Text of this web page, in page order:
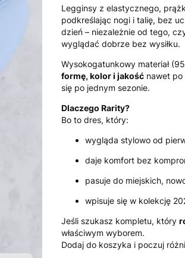
Legginsy z elastycznego,
podkreślając nogi i talię, bez
dzień – niezależnie od tego,
wyglądać dobrze bez wysiłku.
Wysokogatunkowy materiał
formę, kolor i jakość nawet
się po jednym sezonie.
Dlaczego Rarity?
Bo to dres, który:
wygląda stylowo od
daje komfort bez
pasuje do miejskich,
wpisuje się w kolekcję
Jeśli szukasz kompletu, który
właściwym wyborem.
Dodaj do koszyka i poczuj